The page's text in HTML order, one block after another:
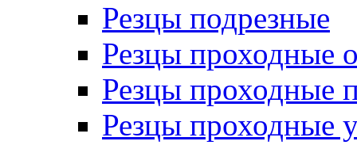
Резцы подрезные
Резцы проходные
Резцы проходные
Резцы проходные